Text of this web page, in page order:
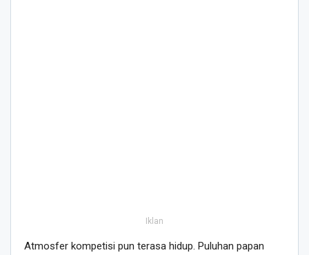
Iklan
Atmosfer kompetisi pun terasa hidup. Puluhan papan